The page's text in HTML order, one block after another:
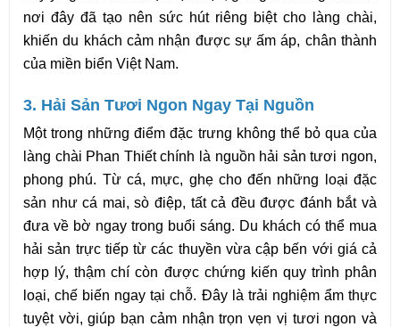
nơi đây đã tạo nên sức hút riêng biệt cho làng chài,
khiến du khách cảm nhận được sự ấm áp, chân thành
của miền biển Việt Nam.
3. Hải Sản Tươi Ngon Ngay Tại Nguồn
Một trong những điểm đặc trưng không thể bỏ qua của
làng chài Phan Thiết chính là nguồn hải sản tươi ngon,
phong phú. Từ cá, mực, ghẹ cho đến những loại đặc
sản như cá mai, sò điệp, tất cả đều được đánh bắt và
đưa về bờ ngay trong buổi sáng. Du khách có thể mua
hải sản trực tiếp từ các thuyền vừa cập bến với giá cả
hợp lý, thậm chí còn được chứng kiến quy trình phân
loại, chế biến ngay tại chỗ. Đây là trải nghiệm ẩm thực
tuyệt vời, giúp bạn cảm nhận trọn vẹn vị tươi ngon và